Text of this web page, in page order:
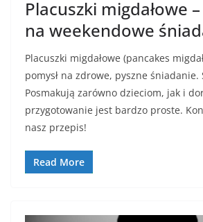
Placuszki migdałowe
na weekendowe
Placuszki migdałowe (pancakes
pomysł na zdrowe, pyszne śniadanie.
Posmakują zarówno dzieciom, jak i
przygotowanie jest bardzo proste.
nasz przepis!
Read More